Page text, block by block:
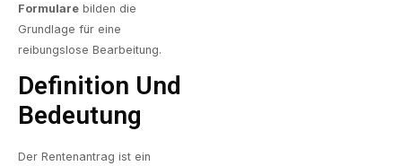
Formulare bilden die
Grundlage für eine
reibungslose Bearbeitung.
Definition Und
Bedeutung
Der Rentenantrag ist ein